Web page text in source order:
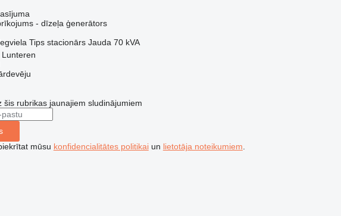
- dīzeļa ģenerātors
Tips stacionārs Jauda 70 kVA
šis rubrikas jaunajiem sludinājumiem
mūsu konfidencialitātes politikaiun lietotāja noteikumiem